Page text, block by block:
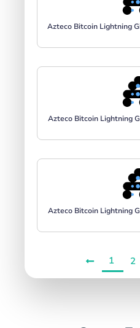
Azteco Bitcoin Lightning
Azteco Bitcoin Lightning
Azteco Bitcoin Lightning
1 2